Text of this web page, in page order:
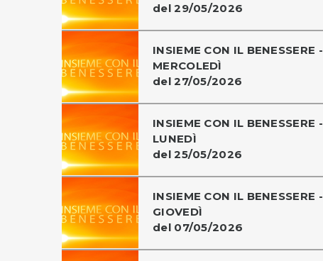
del 29/05/2026
INSIEME CON IL BENESSERE -
MERCOLEDÌ
del 27/05/2026
INSIEME CON IL BENESSERE -
LUNEDÌ
del 25/05/2026
INSIEME CON IL BENESSERE -
GIOVEDÌ
del 07/05/2026